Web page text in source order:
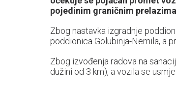
pojedinim graničnim
Zbog nastavka izgradnje
poddionica Golubinja-Nemila, a
Zbog izvođenja radova na
dužini od 3 km), a vozila se